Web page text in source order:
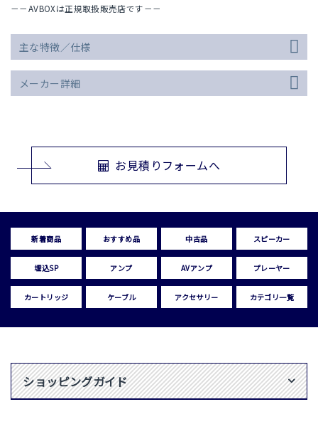
－－AVBOXは正規取扱販売店です－－
主な特徴／仕様
メーカー詳細
お見積りフォームへ
新着商品 おすすめ品 中古品 スピーカー
埋込SP アンプ AVアンプ プレーヤー
カートリッジ ケーブル アクセサリー カテゴリ一覧
ショッピングガイド